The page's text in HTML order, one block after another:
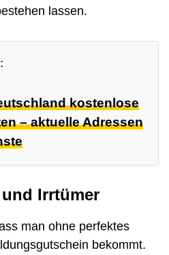
lassen.
kostenlose
– aktuelle Adressen
Irrtümer
man ohne perfektes
bekommt.